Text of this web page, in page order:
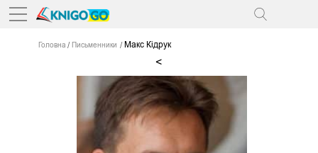
Головна Письменники Макс Кідрук
<